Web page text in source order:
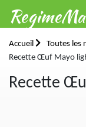
Accueil
Toutes les
Recette Œuf Mayo
Recette